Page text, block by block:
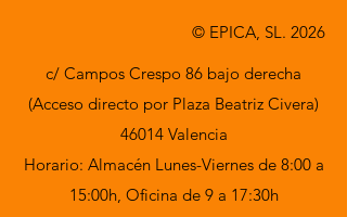
© EPICA, SL. 2026
c/ Campos Crespo 86 bajo derecha
(Acceso directo por Plaza Beatriz Civera)
46014 Valencia
Horario: Almacén Lunes-Viernes de 8:00 a
15:00h, Oficina de 9 a 17:30h